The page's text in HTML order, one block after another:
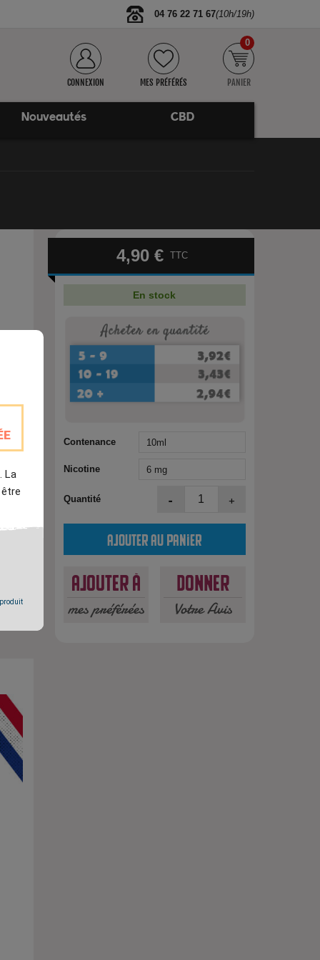
La
04 76 22 71 67(10h/19h)
CONNEXION MES PRÉFÉRÉS PANIER
0
Nouveautés CBD
4,90 € TTC
En stock
Contenance
Nicotine
Quantité - +
Ajouter au panier
Ajouter à
mes préférées
Donner
Votre Avis